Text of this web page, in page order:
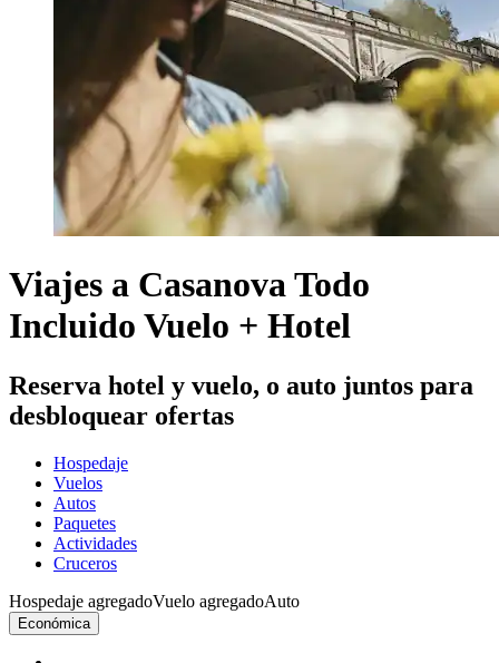
Viajes a Casanova Todo
Incluido Vuelo + Hotel
Reserva hotel y vuelo, o auto juntos para
desbloquear ofertas
Hospedaje
Vuelos
Autos
Paquetes
Actividades
Cruceros
Hospedaje agregadoVuelo agregadoAuto
Económica